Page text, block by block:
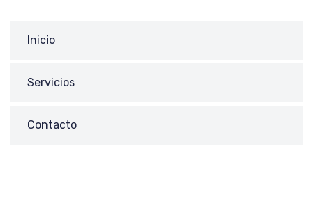
Inicio
Servicios
Contacto